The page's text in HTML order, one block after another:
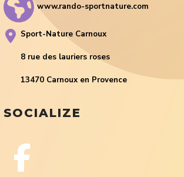
www.rando-sportnature.com
Sport-Nature Carnoux
8 rue des lauriers roses
13470 Carnoux en Provence
SOCIALIZE